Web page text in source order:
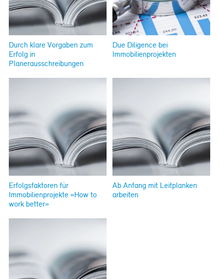
Durch klare Vorgaben zum
Erfolg in
Planerausschreibungen
Due Diligence bei
Immobilienprojekten
Erfolgsfaktoren für
Immobilienprojekte «How to
work better»
Ab Anfang mit Leitplanken
arbeiten